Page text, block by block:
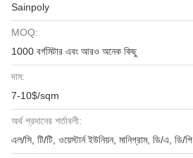
Sainpoly
MOQ:
1000 বর্গমিটার এবং আরও অনেক কিছু
দাম:
7-10$/sqm
অর্থ প্রদানের শর্তাবলী:
এল/সি, টি/টি, ওয়েস্টার্ন ইউনিয়ন, মানিগ্রাম, ডি/এ, ডি/পি